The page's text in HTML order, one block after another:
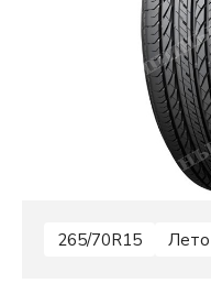
265/70R15 Лето